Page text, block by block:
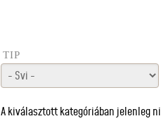
TIP
A kiválasztott kategóriában jelenleg